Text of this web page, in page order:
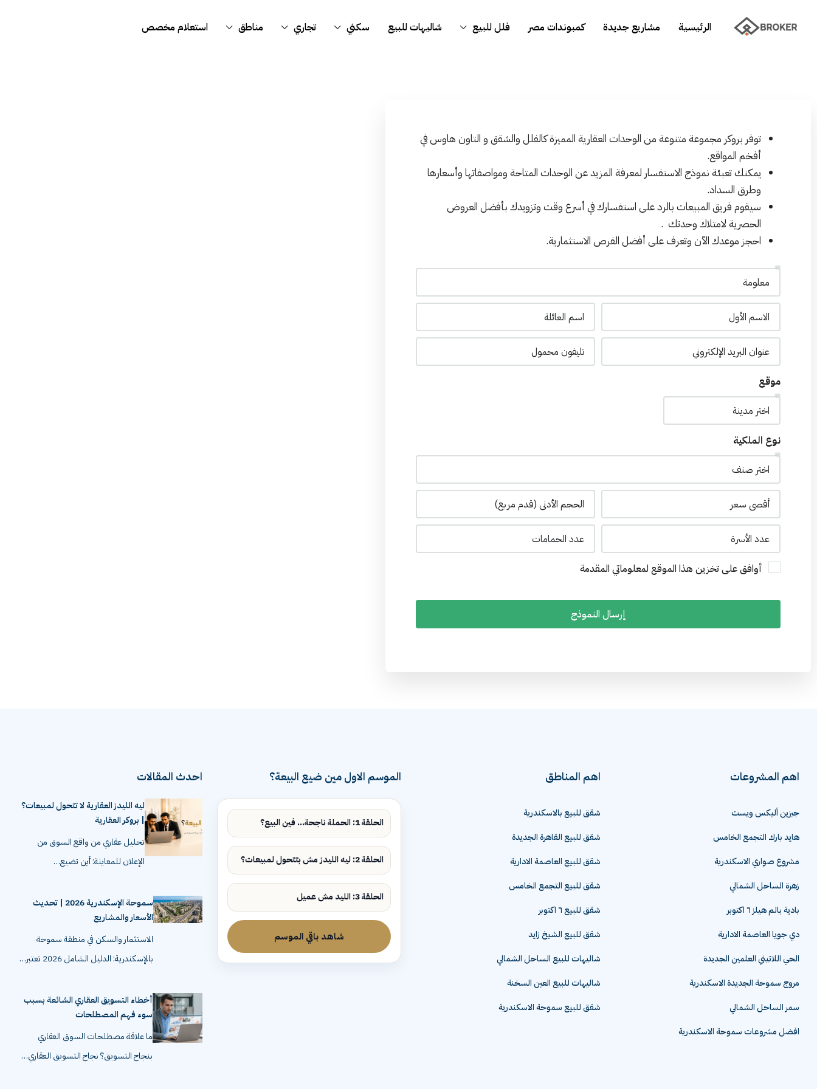
الرئيسية مشاريع جديدة كمبوندات مصر فلل للبيع شاليهات للبيع سكني تجاري مناطق استعلام مخصص
توفر بروكر مجموعة متنوعة من الوحدات العقارية المميزة كالفلل والشقق و التاون هاوس في
أفخم المواقع.
يمكنك تعبئة نموذج الاستفسار لمعرفة المزيد عن الوحدات المتاحة ومواصفاتها وأسعارها
وطرق السداد.
سيقوم فريق المبيعات بالرد على استفسارك في أسرع وقت وتزويدك بأفضل العروض
الحصرية لامتلاك وحدتك .
احجز موعدك الآن وتعرف على أفضل الفرص الاستثمارية.
موقع
نوع الملكية
أوافق على تخزين هذا الموقع لمعلوماتي المقدمة
إرسال النموذج
اهم المشروعات
جيزين أليكس ويست
هايد بارك التجمع الخامس
مشروع صواري الاسكندرية
زهرة الساحل الشمالي
بادية بالم هيلز ٦ اكتوبر
دي جويا العاصمة الادارية
الحي اللاتيني العلمين الجديدة
مروج سموحة الجديدة الاسكندرية
سمر الساحل الشمالي
افضل مشروعات سموحة الاسكندرية
اهم المناطق
شقق للبيع بالاسكندرية
شقق للبيع القاهرة الجديدة
شقق للبيع العاصمة الادارية
شقق للبيع التجمع الخامس
شقق للبيع ٦ اكتوبر
شقق للبيع الشيخ زايد
شاليهات للبيع الساحل الشمالي
شاليهات للبيع العين السخنة
شقق للبيع سموحة الاسكندرية
الموسم الاول مين ضيع البيعة؟
الحلقة 1: الحملة ناجحة... فين البيع؟
الحلقة 2: ليه الليدز مش بتتحول لمبيعات؟
الحلقة 3: الليد مش عميل
شاهد باقي الموسم
احدث المقالات
ليه الليدز العقارية لا تتحول لمبيعات؟
| بروكر العقارية
تحليل عقاري من واقع السوق من
الإعلان للمعاينة: أين تضيع…
سموحة الإسكندرية 2026 | تحديث
الأسعار والمشاريع
الاستثمار والسكن في منطقة سموحة
بالإسكندرية: الدليل الشامل 2026 تعتبر…
أخطاء التسويق العقاري الشائعة بسبب
سوء فهم المصطلحات
ما علاقة مصطلحات السوق العقاري
بنجاح التسويق؟ نجاح التسويق العقاري…